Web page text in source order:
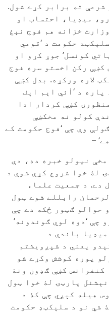
شرعې ته برابر کړے شول.
میډیا، احتساب او
خزانه هم فوج نېغ
حکومت د ‘قومي
کونسل’ جوړ کړو او
کښې رکن اخستو سره فوج
لاره ورکړه. بدل کښې
د ‘اٰئي اېم اېف
کښې کردار ادا
کولو نه مخکښې
وې چې ‘فوج حکومت کے
–
نیولو خبره ده، دې
لۀ خوا شروع کړې شوې د
دے. د جمعیت علماء
رابللے شوے ټول
حوالو ګټور ځکه دے چې
چې ‘دوه لوي ګوندونه’
باندې د
یعني د شپږویشتم
پوره کوشش وکړے شو
کښې ګډون ونۀ
پارټۍ لۀ خوا ټول
هیله کېږي چې کۀ د
شي نو د سلېکټډ حکومت